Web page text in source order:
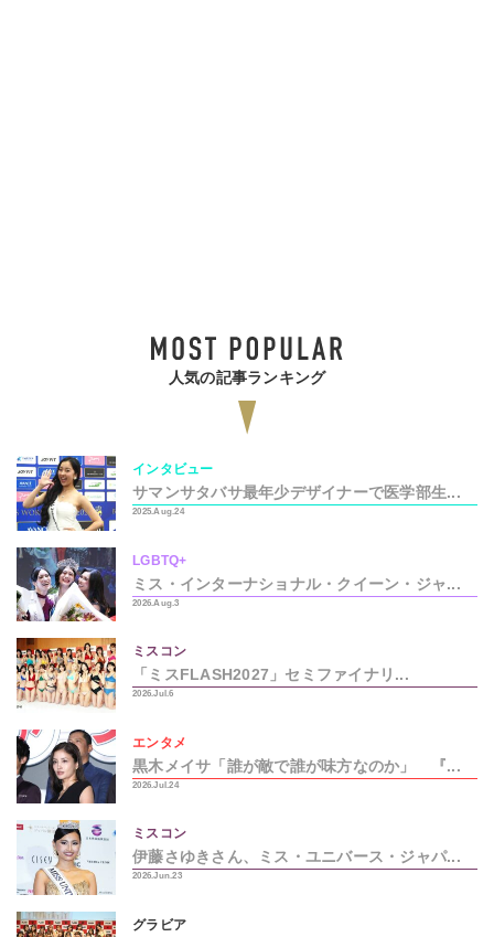
人気の記事ランキング
インタビュー
サマンサタバサ最年少デザイナーで医学部生...
2025.Aug.24
LGBTQ+
ミス・インターナショナル・クイーン・ジャ...
2026.Aug.3
ミスコン
「ミスFLASH2027」セミファイナリ...
2026.Jul.6
エンタメ
黒木メイサ「誰が敵で誰が味方なのか」 『...
2026.Jul.24
ミスコン
伊藤さゆきさん、ミス・ユニバース・ジャパ...
2026.Jun.23
グラビア